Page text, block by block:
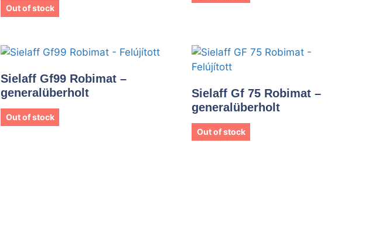
Out of stock
Sielaff Gf99 Robimat –
generalüberholt
Out of stock
Sielaff Gf 75 Robimat –
generalüberholt
Out of stock